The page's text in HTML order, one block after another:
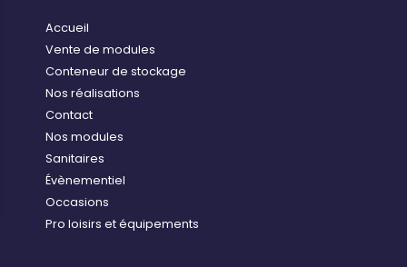
Accueil
Vente de modules
Conteneur de stockage
Nos réalisations
Contact
Nos modules
Sanitaires
Évènementiel
Occasions
Pro loisirs et équipements